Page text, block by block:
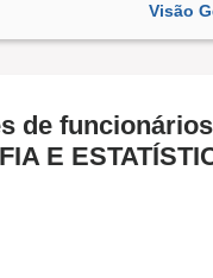
Visão
de
E